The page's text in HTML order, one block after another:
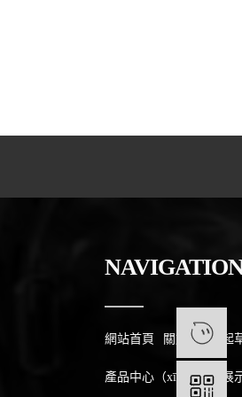
網站首頁 關於17.c一起
產品中心（xīn）案例展